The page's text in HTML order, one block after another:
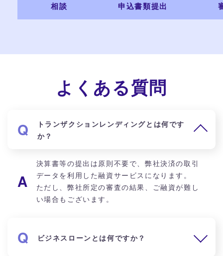
相談 申込書類提出
よくある質問
トランザクションレンディングとは何です
か？
決算書等の提出は原則不要で、弊社決済の取引
データを利用した融資サービスになります。
ただし、弊社所定の審査の結果、ご融資が難し
い場合もございます。
ビジネスローンとは何ですか？